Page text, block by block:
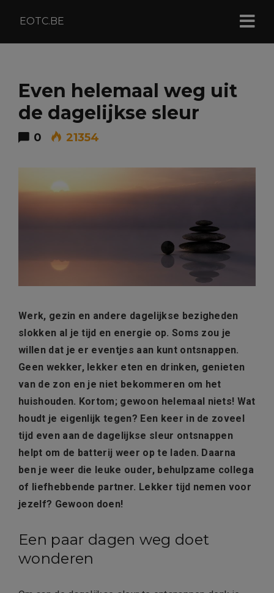
EOTC.BE
Even helemaal weg uit
de dagelijkse sleur
0 21354
Werk, gezin en andere dagelijkse bezigheden
slokken al je tijd en energie op. Soms zou je
willen dat je er eventjes aan kunt ontsnappen.
Geen wekker, lekker eten en drinken, genieten
van de zon en je niet bekommeren om het
huishouden. Kortom; gewoon helemaal niets! Wat
houdt je eigenlijk tegen? Een keer in de zoveel
tijd even aan de dagelijkse sleur ontsnappen
helpt om de batterij weer op te laden. Daarna
ben je weer die leuke ouder, behulpzame collega
of liefhebbende partner. Lekker tijd nemen voor
jezelf? Gewoon doen!
Een paar dagen weg doet
wonderen